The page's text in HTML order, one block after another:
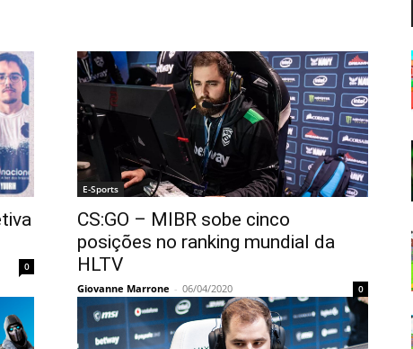
0
E-Sports
CS:GO – MIBR sobe cinco
posições no ranking mundial da
HLTV
Giovanne Marrone - 06/04/2020 0